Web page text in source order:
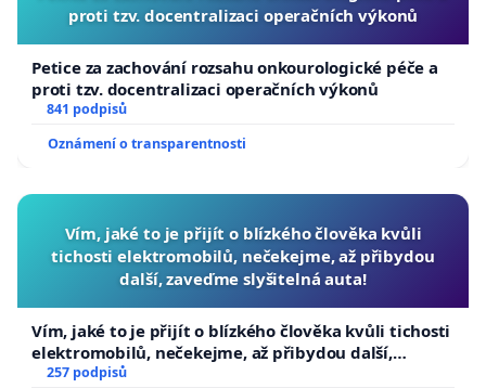
proti tzv. docentralizaci operačních výkonů
Petice za zachování rozsahu onkourologické péče a
proti tzv. docentralizaci operačních výkonů
841 podpisů
Oznámení o transparentnosti
Vím, jaké to je přijít o blízkého člověka kvůli
tichosti elektromobilů, nečekejme, až přibydou
další, zaveďme slyšitelná auta!
Vím, jaké to je přijít o blízkého člověka kvůli tichosti
elektromobilů, nečekejme, až přibydou další,
zaveďme slyšitelná auta!
257 podpisů